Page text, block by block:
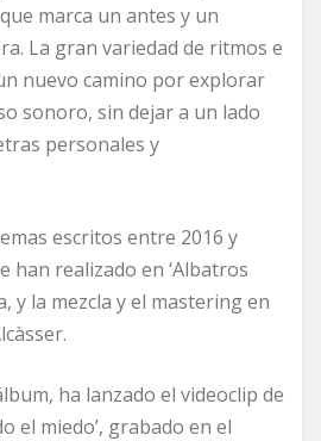
marca un antes y un
La gran variedad de ritmos e
nuevo camino por explorar
sonoro, sin dejar a un lado
personales y
escritos entre 2016 y
han realizado en ‘Albatros
y la mezcla y el mastering en
ha lanzado el videoclip de
el miedo’, grabado en el